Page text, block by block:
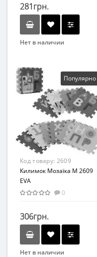
281грн.
Нет в наличии
Возрастная группа
От 6 мес
Популярно
Код товару: 2609
Килимок Мозаїка M 2609
EVA
0
306грн.
Нет в наличии